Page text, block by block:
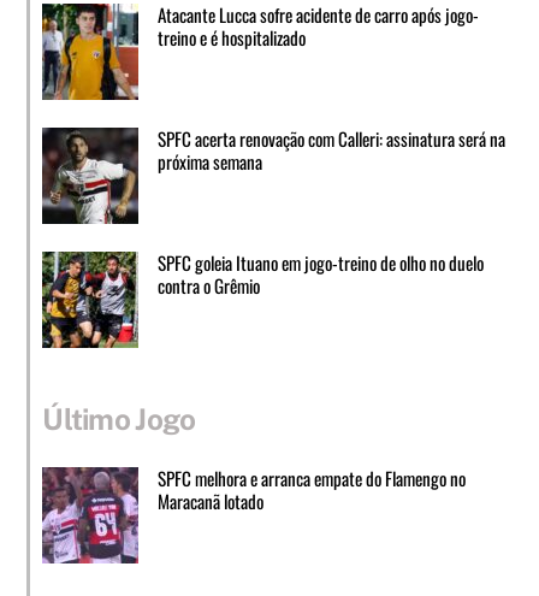
Atacante Lucca sofre acidente de carro após jogo-
treino e é hospitalizado
SPFC acerta renovação com Calleri: assinatura será na
próxima semana
SPFC goleia Ituano em jogo-treino de olho no duelo
contra o Grêmio
Último Jogo
SPFC melhora e arranca empate do Flamengo no
Maracanã lotado